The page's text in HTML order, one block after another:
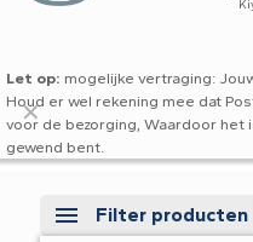
Let op: mogelijke vertraging:
Houd er wel rekening mee dat
voor de bezorging, Waardoor het
gewend bent.
✕
Filter producten